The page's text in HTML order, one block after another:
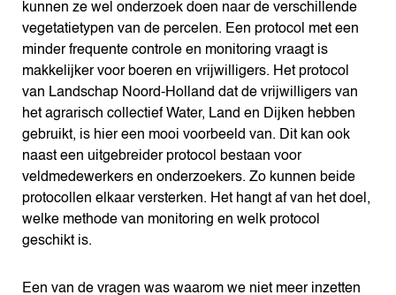
kunnen ze wel onderzoek doen naar de verschillende
vegetatietypen van de percelen. Een protocol met een
minder frequente controle en monitoring vraagt is
makkelijker voor boeren en vrijwilligers. Het protocol
van Landschap Noord-Holland dat de vrijwilligers van
het agrarisch collectief Water, Land en Dijken hebben
gebruikt, is hier een mooi voorbeeld van. Dit kan ook
naast een uitgebreider protocol bestaan voor
veldmedewerkers en onderzoekers. Zo kunnen beide
protocollen elkaar versterken. Het hangt af van het doel,
welke methode van monitoring en welk protocol
geschikt is.
Een van de vragen was waarom we niet meer inzetten